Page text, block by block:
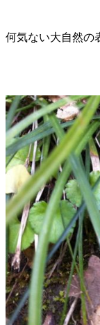
何気ない大自然の